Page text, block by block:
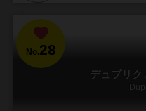
No.28
デュプリク